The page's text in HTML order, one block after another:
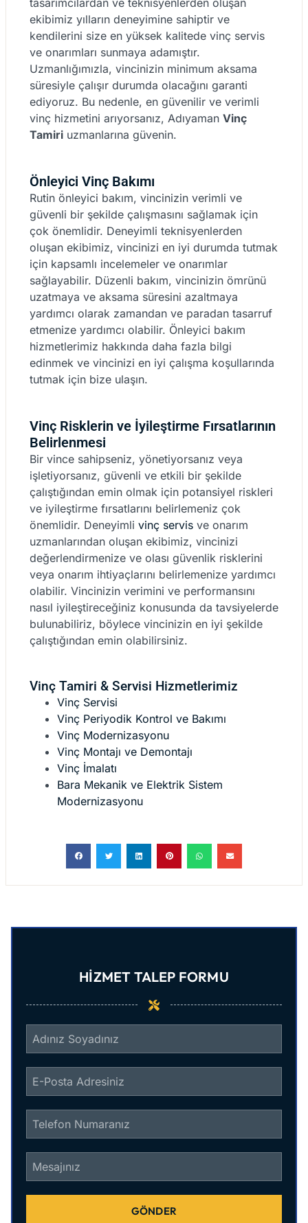
ekibimiz yılların deneyimine sahiptir ve
kendilerini size en yüksek kalitede vinç servis
ve onarımları sunmaya adamıştır.
Uzmanlığımızla, vincinizin minimum aksama
süresiyle çalışır durumda olacağını garanti
ediyoruz. Bu nedenle, en güvenilir ve verimli
vinç hizmetini arıyorsanız, Adıyaman Vinç
Tamiri uzmanlarına güvenin.
Önleyici Vinç Bakımı
Rutin önleyici bakım, vincinizin verimli ve
güvenli bir şekilde çalışmasını sağlamak için
çok önemlidir. Deneyimli teknisyenlerden
oluşan ekibimiz, vincinizi en iyi durumda tutmak
için kapsamlı incelemeler ve onarımlar
sağlayabilir. Düzenli bakım, vincinizin ömrünü
uzatmaya ve aksama süresini azaltmaya
yardımcı olarak zamandan ve paradan tasarruf
etmenize yardımcı olabilir. Önleyici bakım
hizmetlerimiz hakkında daha fazla bilgi
edinmek ve vincinizi en iyi çalışma koşullarında
tutmak için bize ulaşın.
Vinç Risklerin ve İyileştirme Fırsatlarının
Belirlenmesi
Bir vince sahipseniz, yönetiyorsanız veya
işletiyorsanız, güvenli ve etkili bir şekilde
çalıştığından emin olmak için potansiyel riskleri
ve iyileştirme fırsatlarını belirlemeniz çok
önemlidir. Deneyimli vinç servis ve onarım
uzmanlarından oluşan ekibimiz, vincinizi
değerlendirmenize ve olası güvenlik risklerini
veya onarım ihtiyaçlarını belirlemenize yardımcı
olabilir. Vincinizin verimini ve performansını
nasıl iyileştireceğiniz konusunda da tavsiyelerde
bulunabiliriz, böylece vincinizin en iyi şekilde
çalıştığından emin olabilirsiniz.
Vinç Tamiri & Servisi Hizmetlerimiz
Vinç Servisi
Vinç Periyodik Kontrol ve Bakımı
Vinç Modernizasyonu
Vinç Montajı ve Demontajı
Vinç İmalatı
Bara Mekanik ve Elektrik Sistem
Modernizasyonu
HIZMET TALEP FORMU
GÖNDER